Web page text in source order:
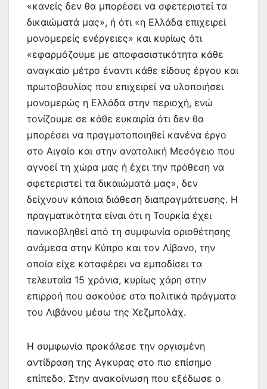
«κανείς δεν θα μπορέσει να σφετεριστεί τα
δικαιώματά μας», ή ότι «η Ελλάδα επιχειρεί
μονομερείς ενέργειες» και κυρίως ότι
«εφαρμόζουμε με αποφασιστικότητα κάθε
αναγκαίο μέτρο έναντι κάθε είδους έργου και
πρωτοβουλίας που επιχειρεί να υλοποιήσει
μονομερώς η Ελλάδα στην περιοχή, ενώ
τονίζουμε σε κάθε ευκαιρία ότι δεν θα
μπορέσει να πραγματοποιηθεί κανένα έργο
στο Αιγαίο και στην ανατολική Μεσόγειο που
αγνοεί τη χώρα μας ή έχει την πρόθεση να
σφετεριστεί τα δικαιώματά μας», δεν
δείχνουν κάποια διάθεση διαπραγμάτευσης. Η
πραγματικότητα είναι ότι η Τουρκία έχει
πανικοβληθεί από τη συμφωνία οριοθέτησης
ανάμεσα στην Κύπρο και τον Λίβανο, την
οποία είχε καταφέρει να εμποδίσει τα
τελευταία 15 χρόνια, κυρίως χάρη στην
επιρροή που ασκούσε στα πολιτικά πράγματα
του Λιβάνου μέσω της Χεζμπολάχ.
Η συμφωνία προκάλεσε την οργισμένη
αντίδραση της Αγκυρας στο πιο επίσημο
επίπεδο. Στην ανακοίνωση που εξέδωσε ο